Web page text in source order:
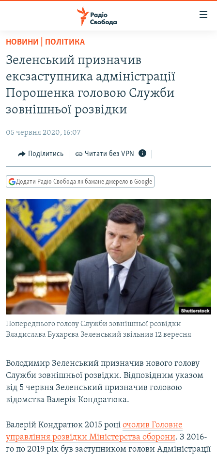
Перейти
основного
матеріалу
Перейти
до
основної
Перейти
пошуку
СТАТТІ
ПОЛІТИКА
СУСПІЛЬСТВО
КУЛЬТУРА
СПОРТ
СВІТ
ДОНБАС.РЕАЛІЇ
КРИМ.РЕАЛІЇ
ТИ ЯК?
КИТАЙ.ВИКЛИКИ
МУЛЬТИМЕДІА
ФОТО
СПЕЦПРОЄКТИ
ПОДКАСТИ
КРИМ РЕАЛІЇ
РУС
УКР
ДОЛУЧАЙСЯ!
Усі сайти RFE/RL
НОВИНИ | ПОЛІТИКА
Зеленський призначив
ексзаступника адміністрації
Порошенка головою Служби
зовнішньої розвідки
05 червня 2020, 16:07
Поділитись Читати без VPN
Додати Радіо Свобода як бажане джерело в Google
Попереднього голову Служби зовнішньої розвідки
Владислава Бухарєва Зеленський звільнив 12 вересня
Володимир Зеленський призначив нового голову
Служби зовнішньої розвідки. Відповідним указом
від 5 червня Зеленський призначив головою
відомства Валерія Кондратюка.
Валерій Кондратюк 2015 році очолив Головне
управління розвідки Міністерства оборони. З 2016-
го по 2019 рік був заступником голови Адміністрації